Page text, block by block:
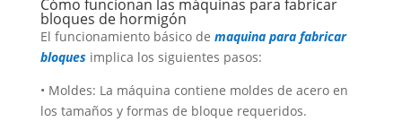
Cómo funcionan las máquinas para fabricar
bloques de hormigón
El funcionamiento básico de maquina para fabricar
bloquesimplica los siguientes pasos:
• Moldes: La máquina contiene moldes de acero en
los tamaños y formas de bloque requeridos.